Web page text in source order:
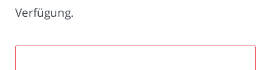
Verfügung.